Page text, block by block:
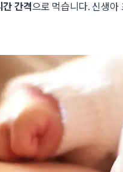
간격으로 먹습니다. 신생아